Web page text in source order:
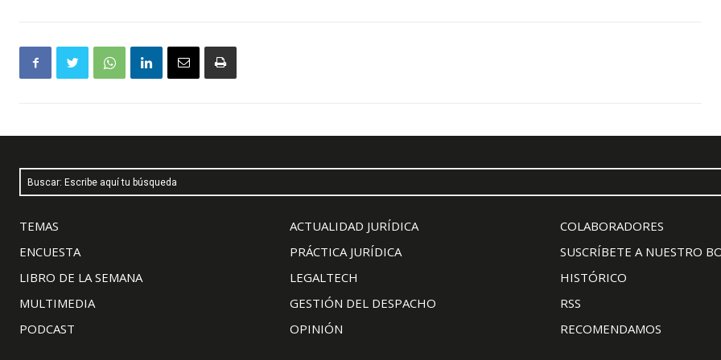
Buscar: Escribe aquí tu búsqueda
TEMAS
ENCUESTA
LIBRO DE LA SEMANA
MULTIMEDIA
PODCAST
ACTUALIDAD JURÍDICA
PRÁCTICA JURÍDICA
LEGALTECH
GESTIÓN DEL DESPACHO
OPINIÓN
COLABORADORES
SUSCRÍBETE A NUESTRO
HISTÓRICO
RSS
RECOMENDAMOS